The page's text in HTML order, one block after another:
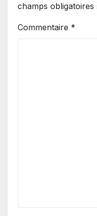
champs obligatoires
Commentaire *